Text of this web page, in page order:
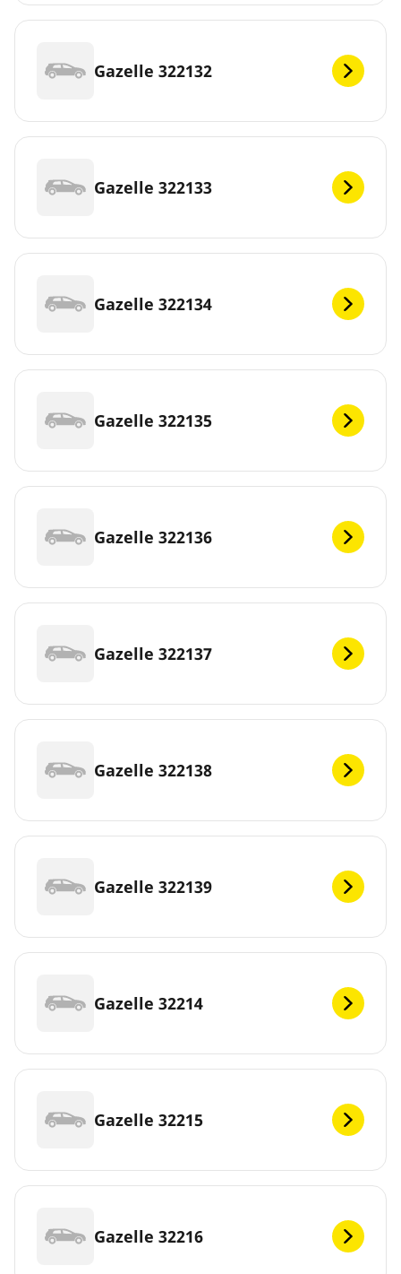
Gazelle 322132
Gazelle 322133
Gazelle 322134
Gazelle 322135
Gazelle 322136
Gazelle 322137
Gazelle 322138
Gazelle 322139
Gazelle 32214
Gazelle 32215
Gazelle 32216